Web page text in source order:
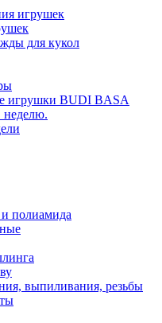
игрушек
для кукол
игрушки BUDI BASA
неделю.
полиамида
выпиливания, резьбы